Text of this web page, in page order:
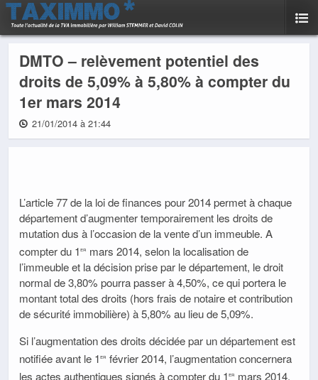
DMTO – relèvement potentiel des
droits de 5,09% à 5,80% à compter du
1er mars 2014
21/01/2014 à 21:44
L’article 77 de la loi de finances pour 2014 permet à chaque
département d’augmenter temporairement les droits de
mutation dus à l’occasion de la vente d’un immeuble. A
compter du 1er mars 2014, selon la localisation de
l’immeuble et la décision prise par le département, le droit
normal de 3,80% pourra passer à 4,50%, ce qui portera le
montant total des droits (hors frais de notaire et contribution
de sécurité immobilière) à 5,80% au lieu de 5,09%.
Si l’augmentation des droits décidée par un département est
notifiée avant le 1er février 2014, l’augmentation concernera
les actes authentiques signés à compter du 1er mars 2014,